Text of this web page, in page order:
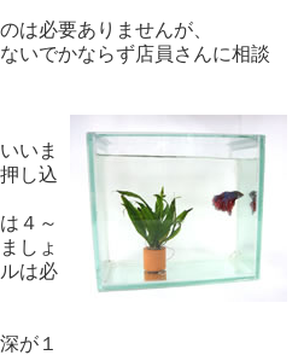
は必要ありませんが、
いでかならず店員さんに相談
いま
し込
４～
しょ
は必
が１